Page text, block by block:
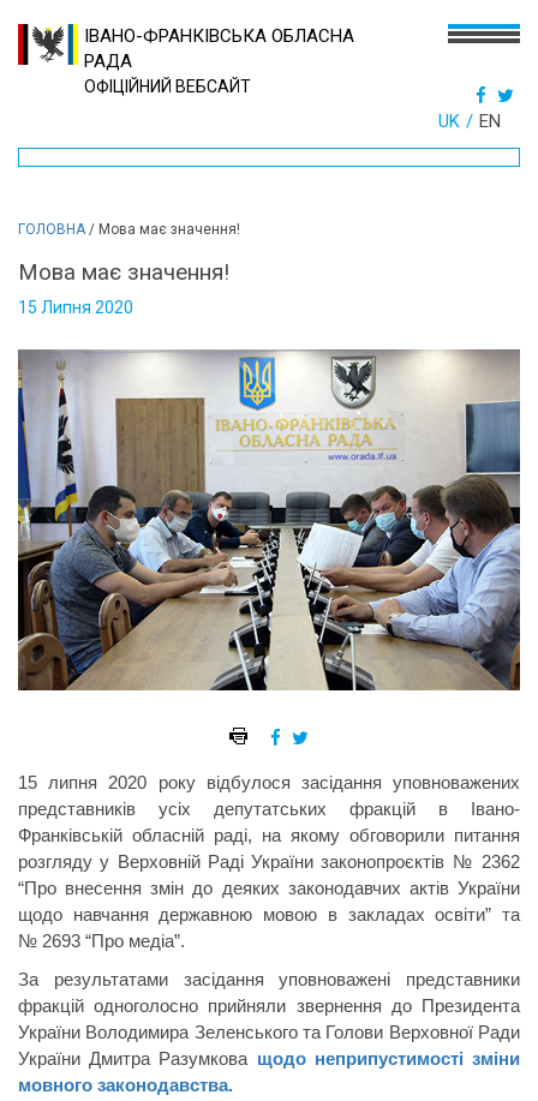
ІВАНО-ФРАНКІВСЬКА ОБЛАСНА
РАДА
ОФІЦІЙНИЙ ВЕБСАЙТ
UK EN
ГОЛОВНА/ Мова має значення!
Мова має значення!
15 Липня 2020
15 липня 2020 року відбулося засідання уповноважених
представників усіх депутатських фракцій в Івано-
Франківській обласній раді, на якому обговорили питання
розгляду у Верховній Раді України законопроєктів № 2362
“Про внесення змін до деяких законодавчих актів України
щодо навчання державною мовою в закладах освіти” та
№ 2693 “Про медіа”.
За результатами засідання уповноважені представники
фракцій одноголосно прийняли звернення до Президента
України Володимира Зеленського та Голови Верховної Ради
України Дмитра Разумкова щодо неприпустимості зміни
мовного законодавства.